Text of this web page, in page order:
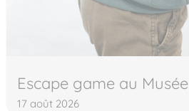
Escape game au Musée
17 août 2026